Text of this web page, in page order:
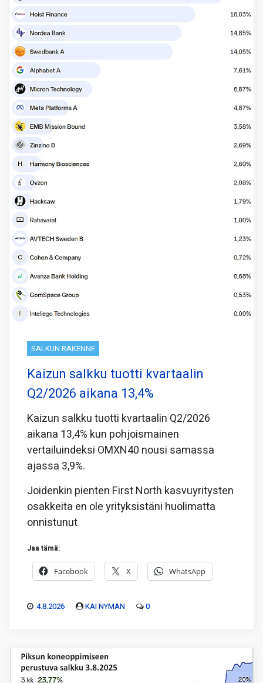
SALKUN RAKENNE
Kaizun salkku tuotti kvartaalin
Q2/2026 aikana 13,4%
Kaizun salkku tuotti kvartaalin Q2/2026
aikana 13,4% kun pohjoismainen
vertailuindeksi OMXN40 nousi samassa
ajassa 3,9%.
Joidenkin pienten First North kasvuyritysten
osakkeita en ole yrityksistäni huolimatta
onnistunut
Jaa tämä:
Facebook X WhatsApp
4.8.2026 KAI NYMAN 0